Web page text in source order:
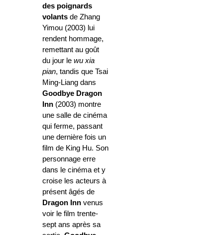
des poignards
volants de Zhang
Yimou (2003) lui
rendent hommage,
remettant au goût
du jour le wu xia
pian, tandis que Tsai
Ming-Liang dans
Goodbye Dragon
Inn (2003) montre
une salle de cinéma
qui ferme, passant
une dernière fois un
film de King Hu. Son
personnage erre
dans le cinéma et y
croise les acteurs à
présent âgés de
Dragon Inn venus
voir le film trente-
sept ans après sa